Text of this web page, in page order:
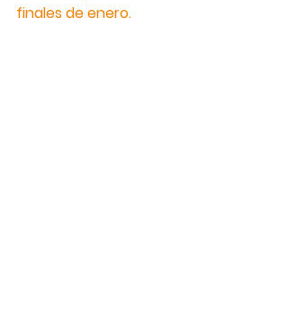
finales de enero.